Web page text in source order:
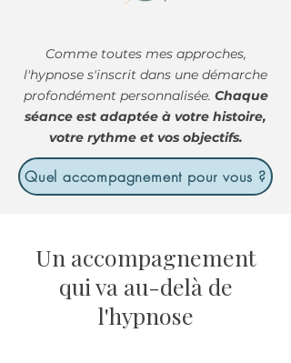
Comme toutes mes approches,
l'hypnose s'inscrit dans une démarche
profondément personnalisée. Chaque
séance est adaptée à votre histoire,
votre rythme et vos objectifs.
Quel accompagnement pour vous ?
Un accompagnement
qui va au-delà de
l'hypnose